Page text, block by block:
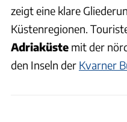
zeigt eine klare
Küstenregionen.
Adriaküste mit der
den Inseln der Kvarner